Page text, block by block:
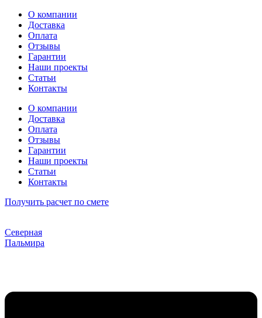
Перейти
содержимому
О компании
Доставка
Оплата
Отзывы
Гарантии
Наши проекты
Статьи
Контакты
О компании
Доставка
Оплата
Отзывы
Гарантии
Наши проекты
Статьи
Контакты
Получить расчет по смете
Северная
Пальмира